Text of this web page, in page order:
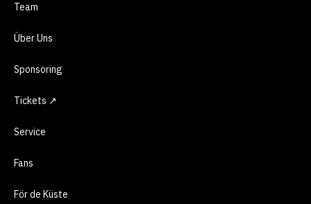
Team
Über Uns
Sponsoring
Tickets ↗
Service
Fans
För de Küste